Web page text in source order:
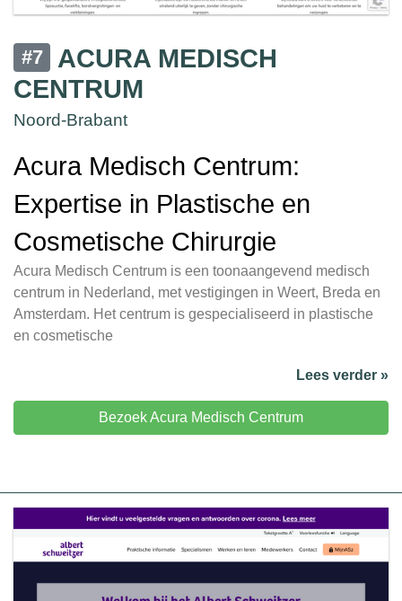
#7
ACURA MEDISCH
CENTRUM
Noord-Brabant
Acura Medisch Centrum:
Expertise in Plastische en
Cosmetische Chirurgie
Acura Medisch Centrum is een toonaangevend medisch
centrum in Nederland, met vestigingen in Weert, Breda en
Amsterdam. Het centrum is gespecialiseerd in plastische
en cosmetische
Lees verder »
Bezoek Acura Medisch Centrum